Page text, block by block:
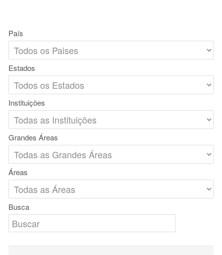
País
Estados
Instituições
Grandes Áreas
Áreas
Busca